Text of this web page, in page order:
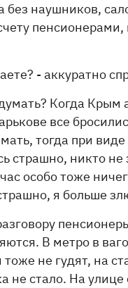
без наушников,
пенсионерами,
- аккуратно
Когда Крым
все
тогда при
страшно, никто не
особо тоже
я больше
В метро в
не гудят, на
не стало. На улице